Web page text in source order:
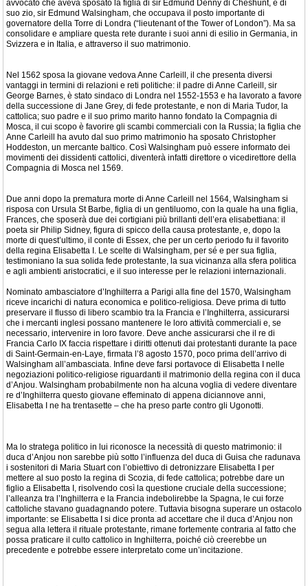
avvocato che aveva sposato la figlia di sir Edmund Denny di Cheshunt, e di
suo zio, sir Edmund Walsingham, che occupava il posto importante di
governatore della Torre di Londra (“lieutenant of the Tower of London”). Ma sa
consolidare e ampliare questa rete durante i suoi anni di esilio in Germania, in
Svizzera e in Italia, e attraverso il suo matrimonio.
Nel 1562 sposa la giovane vedova Anne Carleill, il che presenta diversi
vantaggi in termini di relazioni e reti politiche: il padre di Anne Carleill, sir
George Barnes, è stato sindaco di Londra nel 1552-1553 e ha lavorato a favore
della successione di Jane Grey, di fede protestante, e non di Maria Tudor, la
cattolica; suo padre e il suo primo marito hanno fondato la Compagnia di
Mosca, il cui scopo è favorire gli scambi commerciali con la Russia; la figlia che
Anne Carleill ha avuto dal suo primo matrimonio ha sposato Christopher
Hoddeston, un mercante baltico. Così Walsingham può essere informato dei
movimenti dei dissidenti cattolici, diventerà infatti direttore o vicedirettore della
Compagnia di Mosca nel 1569.
Due anni dopo la prematura morte di Anne Carleill nel 1564, Walsingham si
risposa con Ursula St Barbe, figlia di un gentiluomo, con la quale ha una figlia,
Frances, che sposerà due dei cortigiani più brillanti dell’era elisabettiana: il
poeta sir Philip Sidney, figura di spicco della causa protestante, e, dopo la
morte di quest’ultimo, il conte di Essex, che per un certo periodo fu il favorito
della regina Elisabetta I. Le scelte di Walsingham, per sé e per sua figlia,
testimoniano la sua solida fede protestante, la sua vicinanza alla sfera politica
e agli ambienti aristocratici, e il suo interesse per le relazioni internazionali.
Nominato ambasciatore d’Inghilterra a Parigi alla fine del 1570, Walsingham
riceve incarichi di natura economica e politico-religiosa. Deve prima di tutto
preservare il flusso di libero scambio tra la Francia e l’Inghilterra, assicurarsi
che i mercanti inglesi possano mantenere le loro attività commerciali e, se
necessario, intervenire in loro favore. Deve anche assicurarsi che il re di
Francia Carlo IX faccia rispettare i diritti ottenuti dai protestanti durante la pace
di Saint-Germain-en-Laye, firmata l’8 agosto 1570, poco prima dell’arrivo di
Walsingham all’ambasciata. Infine deve farsi portavoce di Elisabetta I nelle
negoziazioni politico-religiose riguardanti il matrimonio della regina con il duca
d’Anjou. Walsingham probabilmente non ha alcuna voglia di vedere diventare
re d’Inghilterra questo giovane effeminato di appena diciannove anni,
Elisabetta I ne ha trentasette – che ha preso parte contro gli Ugonotti.
Ma lo stratega politico in lui riconosce la necessità di questo matrimonio: il
duca d’Anjou non sarebbe più sotto l’influenza del duca di Guisa che radunava
i sostenitori di Maria Stuart con l’obiettivo di detronizzare Elisabetta I per
mettere al suo posto la regina di Scozia, di fede cattolica; potrebbe dare un
figlio a Elisabetta I, risolvendo così la questione cruciale della successione;
l’alleanza tra l’Inghilterra e la Francia indebolirebbe la Spagna, le cui forze
cattoliche stavano guadagnando potere. Tuttavia bisogna superare un ostacolo
importante: se Elisabetta I si dice pronta ad accettare che il duca d’Anjou non
segua alla lettera il rituale protestante, rimane fortemente contraria al fatto che
possa praticare il culto cattolico in Inghilterra, poiché ciò creerebbe un
precedente e potrebbe essere interpretato come un’incitazione.